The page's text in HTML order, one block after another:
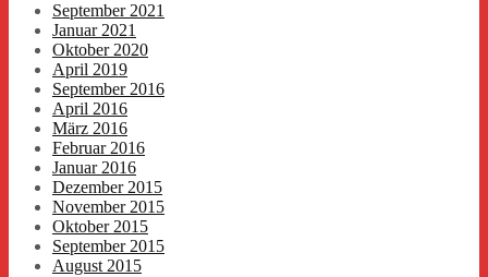
September 2021
Januar 2021
Oktober 2020
April 2019
September 2016
April 2016
März 2016
Februar 2016
Januar 2016
Dezember 2015
November 2015
Oktober 2015
September 2015
August 2015